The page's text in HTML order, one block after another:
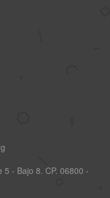
5 - Bajo 8. CP. 06800 -